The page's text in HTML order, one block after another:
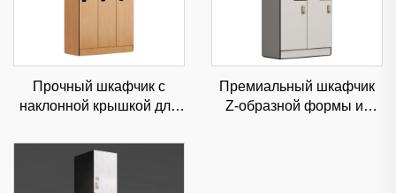
Прочный шкафчик с
наклонной крышкой для
магазинов,
коммерческое хранение с
Премиальный шкафчик
Z-образной формы из